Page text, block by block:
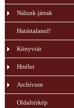
Nálunk jártak
Határtalanul!
Könyvtár
Hitélet
Archívum
Oldaltérkép